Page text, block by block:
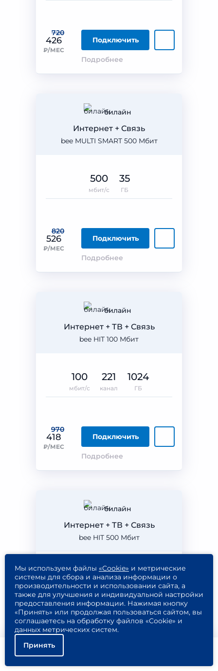
720
426
₽/МЕС
Подключить
Подробнее
билайн
bee MULTI SMART 500 Мбит
Интернет + Связь
820
526
₽/МЕС
Подключить
Подробнее
500
мбит/с
35
ГБ
билайн
bee HIT 100 Мбит
Интернет + ТВ + Связь
970
418
₽/МЕС
Подключить
Подробнее
100
мбит/с
221
канал
1024
ГБ
билайн
bee HIT 500 Мбит
Интернет + ТВ + Связь
1 070
518
₽/МЕС
Подключить
500
мбит/с
221
канал
1024
ГБ
Мы используем файлы «Cookie» и метрические
системы для сбора и анализа информации о
производительности и использовании сайта, а
также для улучшения и индивидуальной настройки
предоставления информации. Нажимая кнопку
«Принять» или продолжая пользоваться сайтом, вы
соглашаетесь на обработку файлов «Cookie» и
данных метрических систем.
Принять